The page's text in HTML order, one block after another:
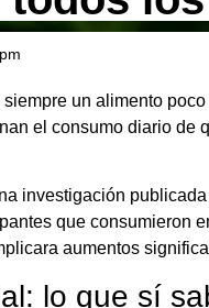
un alimento
el consumo diario
investigación
que consumieron
aumentos
lo que sí